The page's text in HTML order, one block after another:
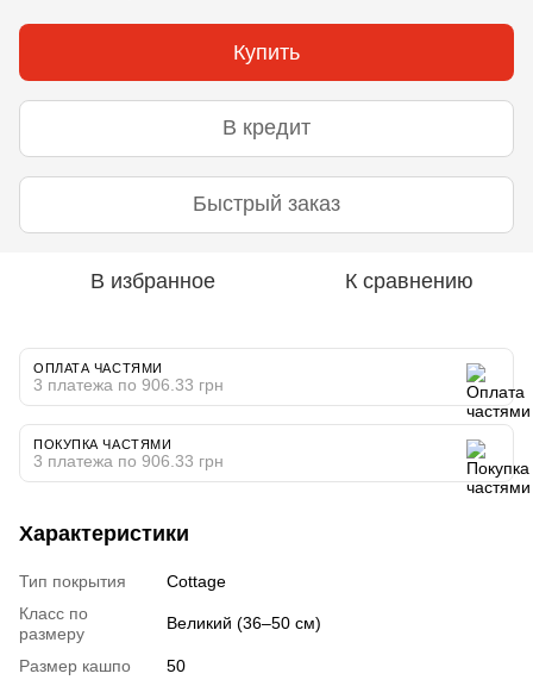
Купить
В кредит
Быстрый заказ
В избранное К сравнению
ОПЛАТА ЧАСТЯМИ
3 платежа по 906.33 грн
ПОКУПКА ЧАСТЯМИ
3 платежа по 906.33 грн
Характеристики
Тип покрытия
Cottage
Класс по
размеру
Великий (36–50 см)
Размер кашпо 50